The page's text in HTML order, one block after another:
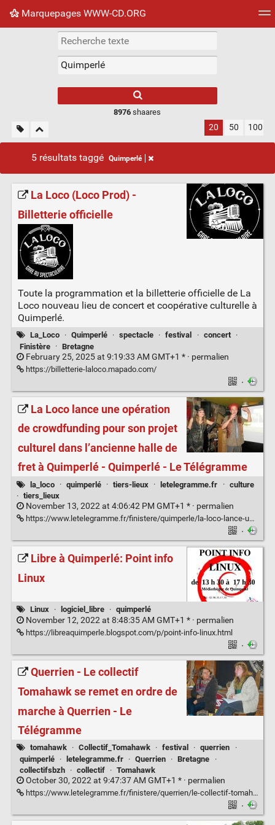
Marquepages WWW-CD.ORG
Nuage de tags Mur d'images
8976 shaares
20 50 100
5 résultats taggé Quimperlé
La Loco (Loco Prod) -
Billetterie officielle
Toute la programmation et la billetterie officielle de La
Loco nouveau lieu de concert et coopérative culturelle à
Quimperlé.
La_Loco · Quimperlé · spectacle · festival · concert
·
Finistère
· Bretagne
February 25, 2025 at 9:19:33 AM GMT+1 * · permalien
https://billetterie-laloco.mapado.com/
·
La Loco lance une opération
de crowdfunding pour son projet
culturel dans l’ancienne halle de
fret à Quimperlé - Quimperlé - Le Télégramme
la_loco · quimperlé · tiers-lieux · letelegramme.fr · culture
· tiers_lieux
November 13, 2022 at 4:06:42 PM GMT+1 * · permalien
https://www.letelegramme.fr/finistere/quimperle/la-loco-lance-une-operation-de-crowdfunding-pour-son-projet-culturel-dans-l-ancienne-halle-de-fret-a-quimperle-13-11-2022-13219297.php
·
Libre à Quimperlé: Point info
Linux
Linux · logiciel_libre · quimperlé
November 12, 2022 at 8:48:35 AM GMT+1 * · permalien
https://libreaquimperle.blogspot.com/p/point-info-linux.html
·
Querrien - Le collectif
Tomahawk se remet en ordre de
marche à Querrien - Le
Télégramme
tomahawk · Collectif_Tomahawk · festival · querrien
·
quimperlé
· letelegramme.fr · Querrien · Bretagne
·
collectifsbzh
· collectif · Tomahawk
October 30, 2022 at 9:47:37 AM GMT+1 * · permalien
https://www.letelegramme.fr/finistere/querrien/le-collectif-tomahawk-se-remet-en-ordre-de-marche-a-querrien-24-10-2021-12853779.php
·